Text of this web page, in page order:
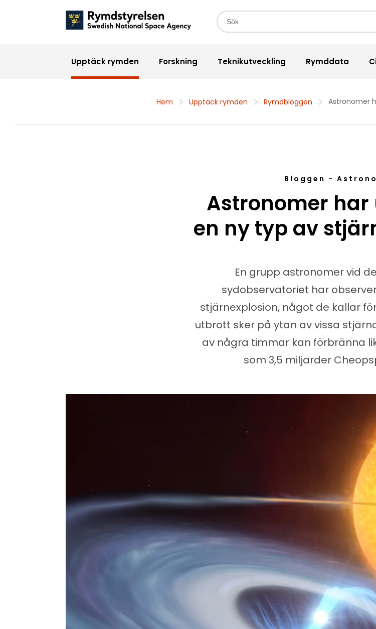
Sökfält
Upptäck rymden Forskning Teknikutveckling Rymddata
Hem Upptäck rymden Rymdbloggen Astronomer
Bloggen -
Astronomer
en ny typ av
En grupp astronomer vid
sydobservatoriet har
stjärnexplosion, något de kallar
utbrott sker på ytan av vissa
av några timmar kan förbränna
som 3,5 miljarder